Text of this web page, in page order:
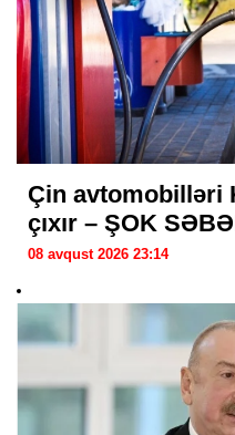
Çin avtomobilləri
çıxır – ŞOK
08 avqust 2026 23:14